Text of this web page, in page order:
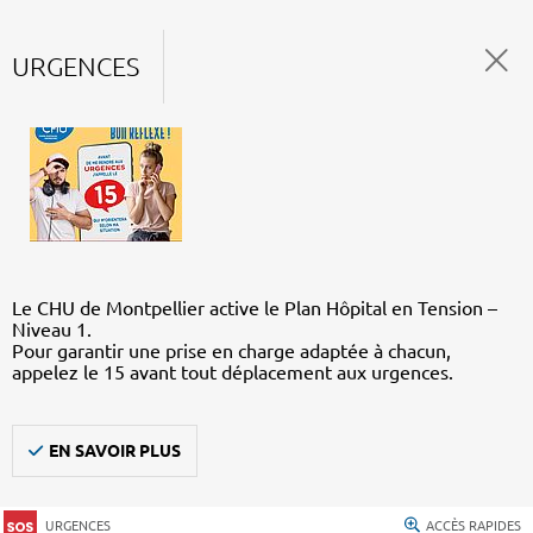
URGENCES
Le CHU de Montpellier active le Plan Hôpital en Tension –
Niveau 1.
Pour garantir une prise en charge adaptée à chacun,
appelez le 15 avant tout déplacement aux urgences.
EN SAVOIR PLUS
URGENCES ACCÈS RAPIDES